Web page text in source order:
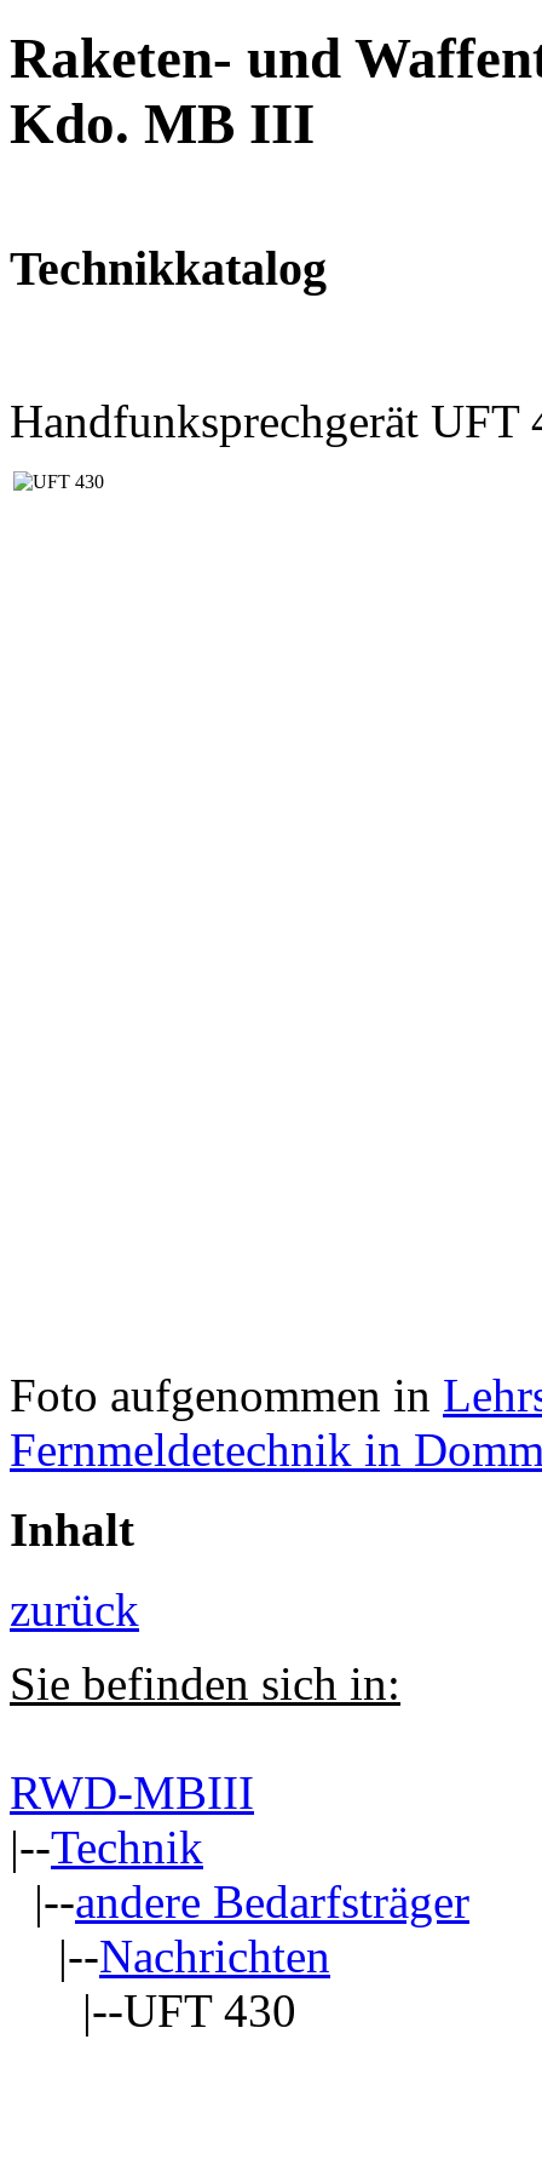
Raketen- und
Kdo. MB III
Technikkatalog
Handfunksprechgerät UFT
Foto aufgenommen in
Fernmeldetechnik in
Inhalt
zurück
Sie befinden sich in:
RWD-MBIII
|--Technik
|--andere Bedarfsträger
|--Nachrichten
|--UFT 430